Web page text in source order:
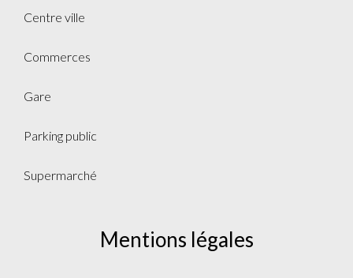
Centre ville
Commerces
Gare
Parking public
Supermarché
Mentions légales